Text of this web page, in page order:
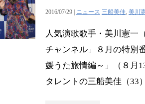
2016/07/29 | ニュース 三船美佳, 美川
人気演歌歌手・美川憲一
チャンネル」８月の特別
媛うた旅情編～」（８月
タレントの三船美佳（33